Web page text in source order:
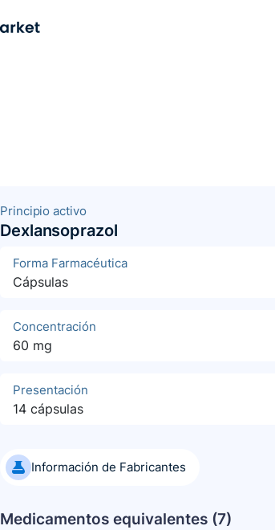
Principio activo
Dexlansoprazol
Forma Farmacéutica
Cápsulas
Concentración
60 mg
Presentación
14 cápsulas
Información de Fabricantes
Medicamentos equivalentes (7)